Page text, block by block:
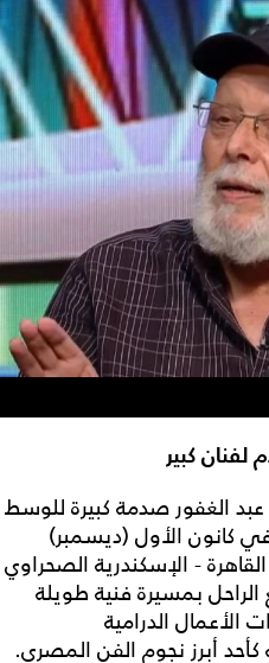
كبير
الغفور صدمة كبيرة للوسط
كانون الأول (ديسمبر)
القاهرة - الإسكندرية الصحراوي
الراحل بمسيرة فنية طويلة
الأعمال الدرامية
أبرز نجوم الفن المصري.